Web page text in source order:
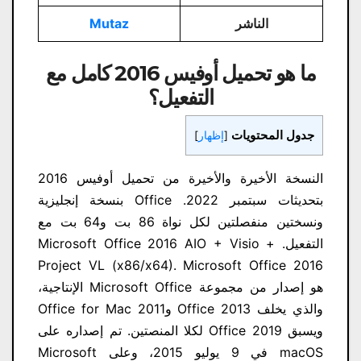
الناشر Mutaz
ما هو تحميل أوفيس 2016 كامل مع
التفعيل؟
جدول المحتويات [إظهار ]
النسخة الأخيرة والأخيرة من تحميل أوفيس 2016
بتحديثات سبتمبر 2022. Office بنسخة إنجليزية
ونسختين منفصلتين لكل نواة 86 بت و64 بت مع
التفعيل. Microsoft Office 2016 AIO + Visio +
Project VL (x86/x64). Microsoft Office 2016
هو إصدار من مجموعة Microsoft Office الإنتاجية،
والذي يخلف Office 2013 وOffice for Mac 2011
ويسبق Office 2019 لكلا المنصتين. تم إصداره على
macOS في 9 يوليو 2015، وعلى Microsoft